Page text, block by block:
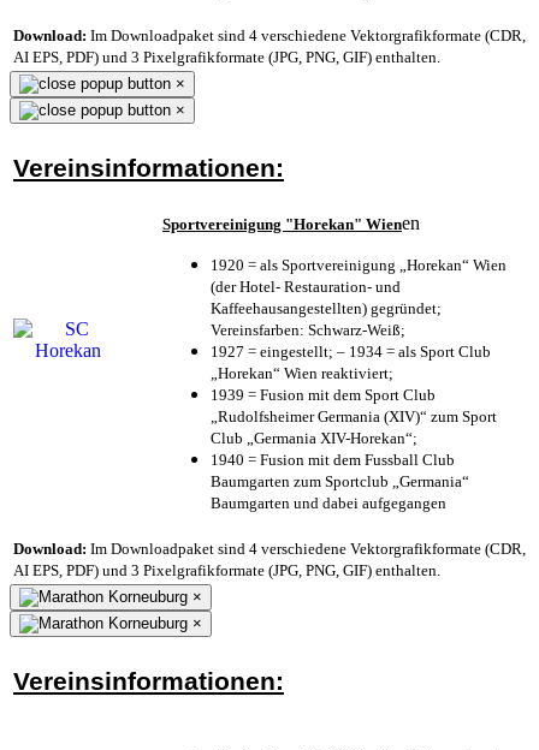
Download: Im Downloadpaket sind 4 verschiedene Vektorgrafikformate (CDR,
AI EPS, PDF) und 3 Pixelgrafikformate (JPG, PNG, GIF) enthalten.
×
×
Vereinsinformationen:
Sportvereinigung "Horekan" Wienen
1920 = als Sportvereinigung „Horekan“ Wien
(der Hotel- Restauration- und
Kaffeehausangestellten) gegründet;
Vereinsfarben: Schwarz-Weiß;
1927 = eingestellt; – 1934 = als Sport Club
„Horekan“ Wien reaktiviert;
1939 = Fusion mit dem Sport Club
„Rudolfsheimer Germania (XIV)“ zum Sport
Club „Germania XIV-Horekan“;
1940 = Fusion mit dem Fussball Club
Baumgarten zum Sportclub „Germania“
Baumgarten und dabei aufgegangen
Download: Im Downloadpaket sind 4 verschiedene Vektorgrafikformate (CDR,
AI EPS, PDF) und 3 Pixelgrafikformate (JPG, PNG, GIF) enthalten.
×
×
Vereinsinformationen: